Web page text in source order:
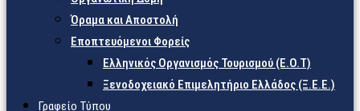
Όραμα και Αποστολή
Εποπτευόμενοι Φορείς
Eλληνικός Οργανισμός Τουρισμού (Ε.Ο.Τ)
Ξενοδοχειακό Επιμελητήριο Ελλάδος (Ξ.Ε.Ε.)
Γραφείο Τύπου